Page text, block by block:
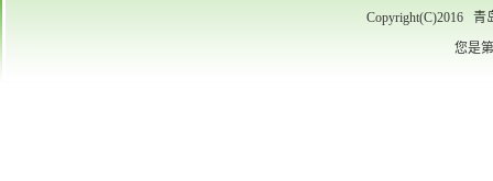
Copyright(C)2016
您是